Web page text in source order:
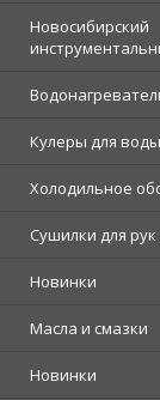
Новосибирский
Кулеры для воды
Холодильное
Сушилки для рук
Новинки
Масла и смазки
Новинки